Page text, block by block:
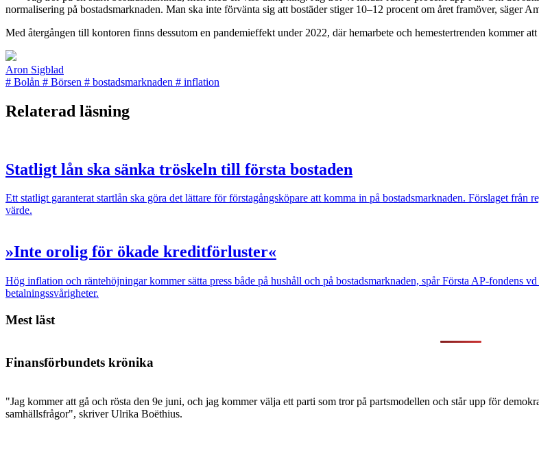
normalisering på bostadsmarknaden. Man ska inte förvänta sig att bostäder stiger 10–12 procent om året framöver, säger
Med återgången till kontoren finns dessutom en pandemieffekt under 2022, där hemarbete och hemestertrenden kommer
Aron Sigblad
# Bolån # Börsen # bostadsmarknaden # inflation
Relaterad läsning
Statligt lån ska sänka tröskeln till första bostaden
Ett statligt garanterat startlån ska göra det lättare för förstagångsköpare att komma in på bostadsmarknaden. Förslaget
värde.
»Inte orolig för ökade kreditförluster«
Hög inflation och räntehöjningar kommer sätta press både på hushåll och på bostadsmarknaden, spår Första AP-fondens
betalningssvårigheter.
Mest läst
Finansförbundets krönika
"Jag kommer att gå och rösta den 9e juni, och jag kommer välja ett parti som tror på partsmodellen och står upp för
samhällsfrågor", skriver Ulrika Boëthius.